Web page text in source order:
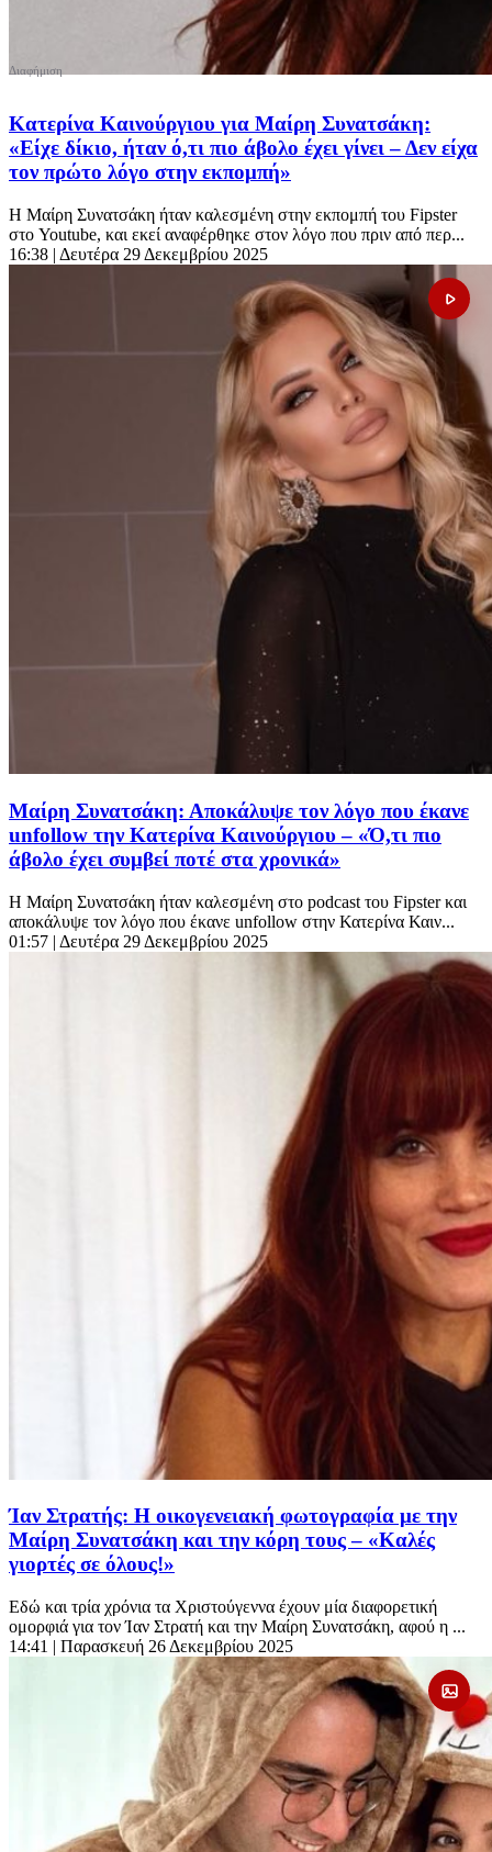
Κατερίνα Καινούργιου για Μαίρη Συνατσάκη:
«Είχε δίκιο, ήταν ό,τι πιο άβολο έχει γίνει – Δεν είχα
τον πρώτο λόγο στην εκπομπή»
Η Μαίρη Συνατσάκη ήταν καλεσμένη στην εκπομπή του Fipster
στο Youtube, και εκεί αναφέρθηκε στον λόγο που πριν από περ...
16:38 | Δευτέρα 29 Δεκεμβρίου 2025
Μαίρη Συνατσάκη: Αποκάλυψε τον λόγο που έκανε
unfollow την Κατερίνα Καινούργιου – «Ό,τι πιο
άβολο έχει συμβεί ποτέ στα χρονικά»
Η Μαίρη Συνατσάκη ήταν καλεσμένη στο podcast του Fipster και
αποκάλυψε τον λόγο που έκανε unfollow στην Κατερίνα Καιν...
01:57 | Δευτέρα 29 Δεκεμβρίου 2025
Ίαν Στρατής: Η οικογενειακή φωτογραφία με την
Μαίρη Συνατσάκη και την κόρη τους – «Καλές
γιορτές σε όλους!»
Εδώ και τρία χρόνια τα Χριστούγεννα έχουν μία διαφορετική
ομορφιά για τον Ίαν Στρατή και την Μαίρη Συνατσάκη, αφού η ...
14:41 | Παρασκευή 26 Δεκεμβρίου 2025